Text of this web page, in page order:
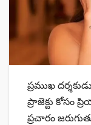
ప్రముఖ
ప్రాజెక్టు కోసం
ప్ర‌చారం